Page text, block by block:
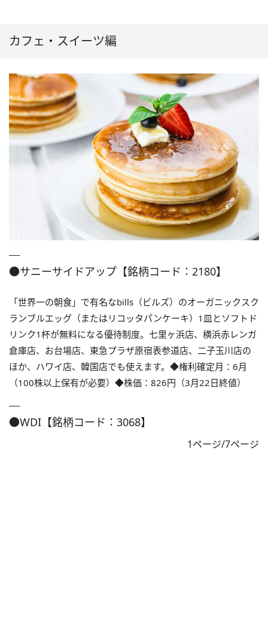
カフェ・スイーツ編
●サニーサイドアップ【銘柄コード：2180】
「世界一の朝食」で有名なbills（ビルズ）のオーガニックスク
ランブルエッグ（またはリコッタパンケーキ）1皿とソフトド
リンク1杯が無料になる優待制度。七里ヶ浜店、横浜赤レンガ
倉庫店、お台場店、東急プラザ原宿表参道店、二子玉川店の
ほか、ハワイ店、韓国店でも使えます。◆権利確定月：6月
（100株以上保有が必要）◆株価：826円（3月22日終値）
●WDI【銘柄コード：3068】
1ページ/7ページ